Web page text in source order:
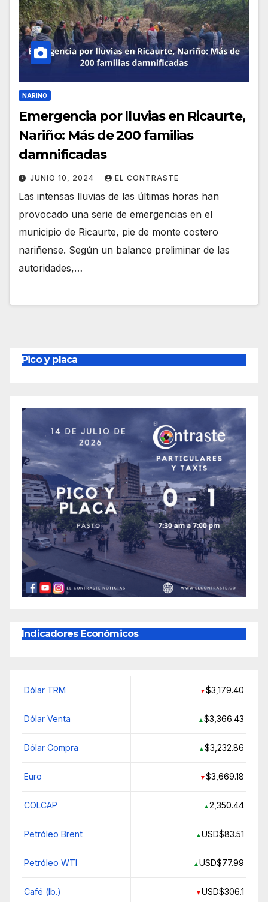
NARIÑO
Emergencia por lluvias en Ricaurte,
Nariño: Más de 200 familias
damnificadas
JUNIO 10, 2024 EL CONTRASTE
Las intensas lluvias de las últimas horas han
provocado una serie de emergencias en el
municipio de Ricaurte, pie de monte costero
nariñense. Según un balance preliminar de las
autoridades,…
Pico y placa
Indicadores Económicos
Dólar TRM ▼$3,179.40
Dólar Venta ▲$3,366.43
Dólar Compra ▲$3,232.86
Euro ▼$3,669.18
COLCAP ▲2,350.44
Petróleo Brent ▲USD$83.51
Petróleo WTI ▲USD$77.99
Café (lb.) ▼USD$306.1